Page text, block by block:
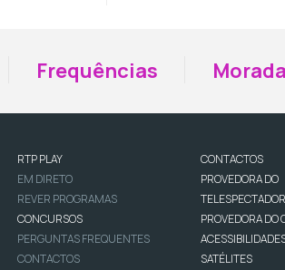
Frequências
RTP PLAY
EM DIRETO
REVER PROGRAMAS
CONCURSOS
PERGUNTAS FREQUENTES
CONTACTOS
CONTACTOS
PROVEDORA DO
TELESPECTADOR
PROVEDORA DO
SATÉLITES